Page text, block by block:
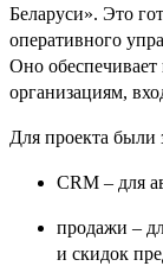
Беларуси». Это
оперативного
Оно обеспечивает
организациям,
Для проекта были
CRM – для
продажи –
и скидок